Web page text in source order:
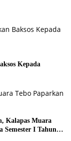
Kepada
Kalapas Muara
Semester I Tahun